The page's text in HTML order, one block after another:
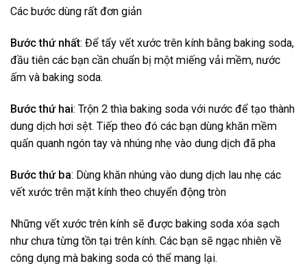
Các bước dùng rất đơn giản
Bước thứ nhất: Để tẩy vết xước trên kính bằng baking soda,
đầu tiên các bạn cần chuẩn bị một miếng vải mềm, nước
ấm và baking soda.
Bước thứ hai: Trộn 2 thìa baking soda với nước để tạo thành
dung dịch hơi sệt. Tiếp theo đó các bạn dùng khăn mềm
quấn quanh ngón tay và nhúng nhẹ vào dung dịch đã pha
Bước thứ ba: Dùng khăn nhúng vào dung dịch lau nhẹ các
vết xước trên mặt kính theo chuyển động tròn
Những vết xước trên kính sẽ được baking soda xóa sạch
như chưa từng tồn tại trên kính. Các bạn sẽ ngạc nhiên về
công dụng mà baking soda có thể mang lại.